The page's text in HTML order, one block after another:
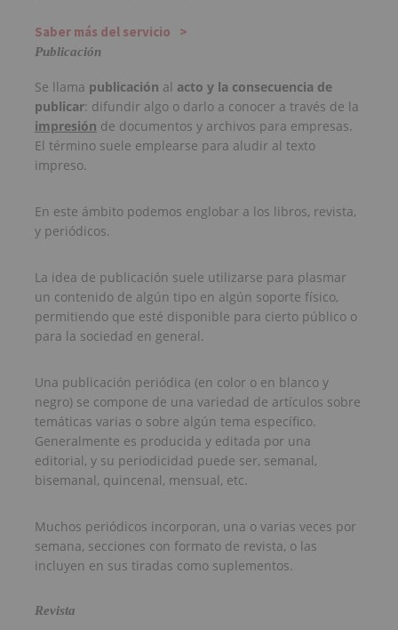
Saber más del servicio
Publicación
Se llama publicación al acto y la consecuencia de
publicar: difundir algo o darlo a conocer a través de la
impresión de documentos y archivos para empresas.
El término suele emplearse para aludir al texto
impreso.
En este ámbito podemos englobar a los libros, revista,
y periódicos.
La idea de publicación suele utilizarse para plasmar
un contenido de algún tipo en algún soporte físico,
permitiendo que esté disponible para cierto público o
para la sociedad en general.
Una publicación periódica (en color o en blanco y
negro) se compone de una variedad de artículos sobre
temáticas varias o sobre algún tema específico.
Generalmente es producida y editada por una
editorial, y su periodicidad puede ser, semanal,
bisemanal, quincenal, mensual, etc.
Muchos periódicos incorporan, una o varias veces por
semana, secciones con formato de revista, o las
incluyen en sus tiradas como suplementos.
Revista